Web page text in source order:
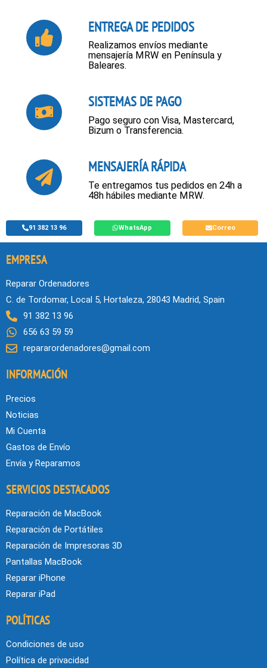
ENTREGA DE PEDIDOS
Realizamos envíos mediante
mensajería MRW en Península y
Baleares.
SISTEMAS DE PAGO
Pago seguro con Visa, Mastercard,
Bizum o Transferencia.
MENSAJERÍA RÁPIDA
Te entregamos tus pedidos en 24h a
48h hábiles mediante MRW.
91 382 13 96 WhatsApp Correo
EMPRESA
Reparar Ordenadores
C. de Tordomar, Local 5, Hortaleza, 28043 Madrid, Spain
91 382 13 96
656 63 59 59
repararordenadores@gmail.com
INFORMACIÓN
Precios
Noticias
Mi Cuenta
Gastos de Envío
Envía y Reparamos
SERVICIOS DESTACADOS
Reparación de MacBook
Reparación de Portátiles
Reparación de Impresoras 3D
Pantallas MacBook
Reparar iPhone
Reparar iPad
POLÍTICAS
Condiciones de uso
Política de privacidad